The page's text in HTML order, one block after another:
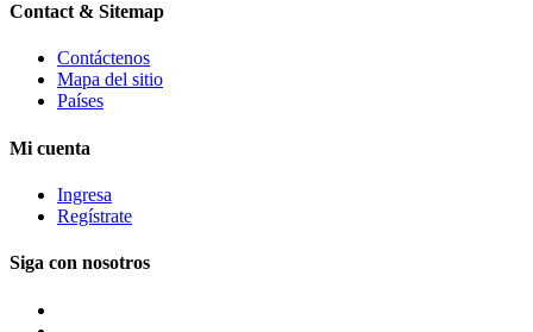
Contact & Sitemap
Contáctenos
Mapa del sitio
Países
Mi cuenta
Ingresa
Regístrate
Siga con nosotros